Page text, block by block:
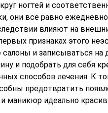
ногтей и
они все равно
влияют на
признаках этого
и записываться на
и подобрать для себя
способов лечения. К
предотвратить
и маникюр идеально